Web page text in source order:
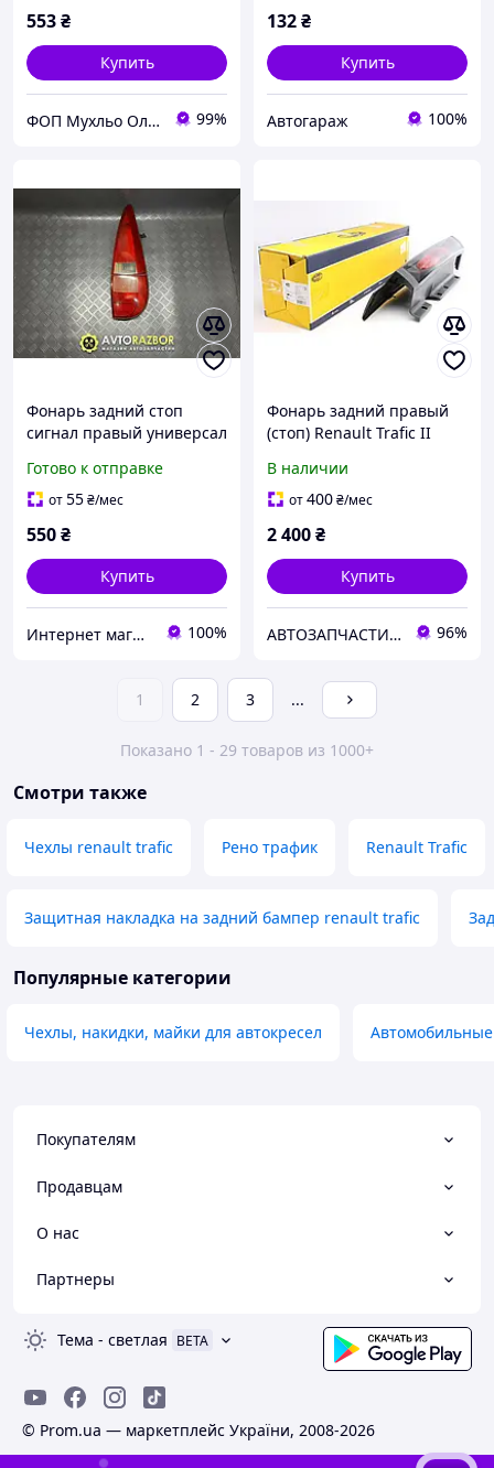
553₴
Купить
ФОП Мухльо Олег Олександрович 99%
132₴
Купить
Автогараж 100%
Фонарь задний стоп
сигнал правый универсал
7700429517 на Renault
Laguna I 1998-2001 год
Готово к отправке
от55₴/мес
550₴
Купить
Интернет магазин "Avto-Rozbir" 100%
Фонарь задний правый
(стоп) Renault Trafic II
Vivaro 01-06 (180 град.)
Magneti Marelli
В наличии
от400₴/мес
2 400₴
Купить
АВТОЗАПЧАСТИНИ-ВІКТОР 96%
1 2 3 ...
Показано 1 - 29 товаров из 1000+
Смотри также
Чехлы renault trafic Рено трафик Renault Trafic
Защитная накладка на задний бампер renault trafic
Популярные категории
Чехлы, накидки, майки для автокресел
Покупателям
Продавцам
О нас
Партнеры
Тема - светлая BETA
© Prom.ua — маркетплейс України, 2008-2026